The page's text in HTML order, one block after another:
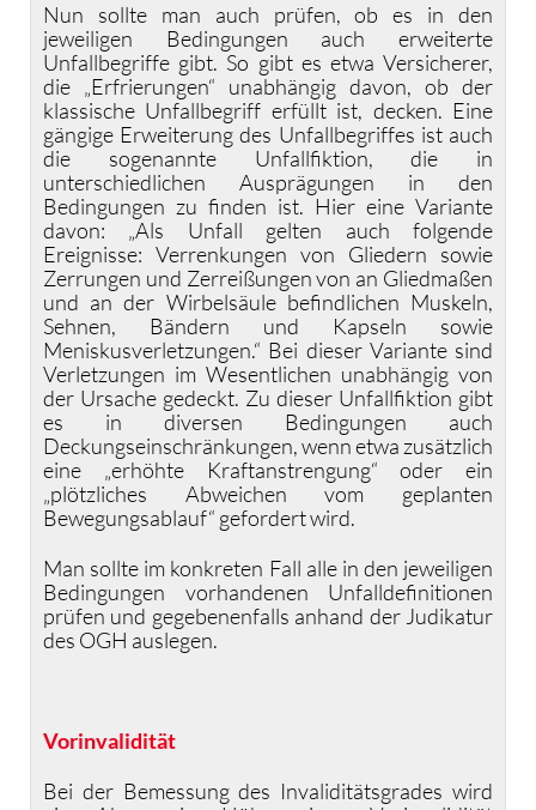
Nun sollte man auch prüfen, ob es in den
jeweiligen Bedingungen auch erweiterte
Unfallbegriffe gibt. So gibt es etwa Versicherer,
die „Erfrierungen“ unabhängig davon, ob der
klassische Unfallbegriff erfüllt ist, decken. Eine
gängige Erweiterung des Unfallbegriffes ist auch
die sogenannte Unfallfiktion, die in
unterschiedlichen Ausprägungen in den
Bedingungen zu finden ist. Hier eine Variante
davon: „Als Unfall gelten auch folgende
Ereignisse: Verrenkungen von Gliedern sowie
Zerrungen und Zerreißungen von an Gliedmaßen
und an der Wirbelsäule befindlichen Muskeln,
Sehnen, Bändern und Kapseln sowie
Meniskusverletzungen.“ Bei dieser Variante sind
Verletzungen im Wesentlichen unabhängig von
der Ursache gedeckt. Zu dieser Unfallfiktion gibt
es in diversen Bedingungen auch
Deckungseinschränkungen, wenn etwa zusätzlich
eine „erhöhte Kraftanstrengung“ oder ein
„plötzliches Abweichen vom geplanten
Bewegungsablauf“ gefordert wird.
Man sollte im konkreten Fall alle in den jeweiligen
Bedingungen vorhandenen Unfalldefinitionen
prüfen und gegebenenfalls anhand der Judikatur
des OGH auslegen.
Vorinvalidität
Bei der Bemessung des Invaliditätsgrades wird